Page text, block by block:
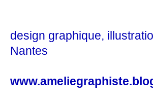
design graphique
Nantes